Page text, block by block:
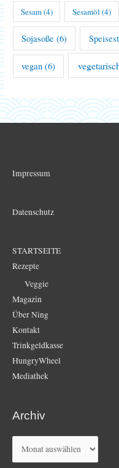
Sesam(4) Sesamöl (4)
Sojasoße (6)
vegan (6)
Impressum
Datenschutz
STARTSEITE
Rezepte
Veggie
Magazin
Über Ning
Kontakt
Trinkgeldkasse
HungryWheel
Mediathek
Archiv